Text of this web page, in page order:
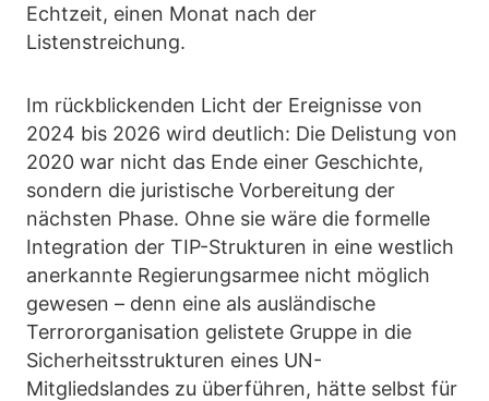
Echtzeit, einen Monat nach der
Listenstreichung.
Im rückblickenden Licht der Ereignisse von
2024 bis 2026 wird deutlich: Die Delistung von
2020 war nicht das Ende einer Geschichte,
sondern die juristische Vorbereitung der
nächsten Phase. Ohne sie wäre die formelle
Integration der TIP-Strukturen in eine westlich
anerkannte Regierungsarmee nicht möglich
gewesen – denn eine als ausländische
Terrororganisation gelistete Gruppe in die
Sicherheitsstrukturen eines UN-
Mitgliedslandes zu überführen, hätte selbst für